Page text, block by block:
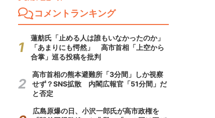
コメントランキング
蓮舫氏「止める人は誰もいなかったのか」
「あまりにも愕然」 高市首相「上空から
合掌」巡る投稿を批判
高市首相の熊本避難所「3分間」しか視察
せず？SNS拡散 内閣広報官「51分間」だ
と否定
広島原爆の日、小沢一郎氏が高市政権を